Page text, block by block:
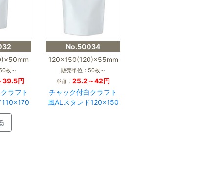
枚～
39.5円
ラフト
110×170
No.50034
120×150(120)×55mm
販売単位：50枚～
単価：25.2～42円
チャック付白クラフト
風ALスタンド120×150